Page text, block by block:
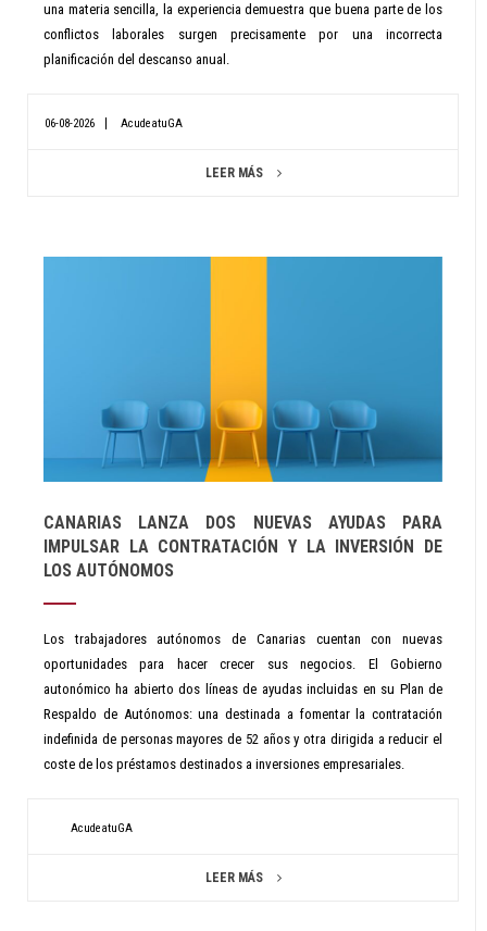
una materia sencilla, la experiencia demuestra que buena parte de los
conflictos laborales surgen precisamente por una incorrecta
planificación del descanso anual.
06-08-2026 AcudeatuGA
LEER MÁS
CANARIAS LANZA DOS NUEVAS AYUDAS PARA
IMPULSAR LA CONTRATACIÓN Y LA INVERSIÓN DE
LOS AUTÓNOMOS
Los trabajadores autónomos de Canarias cuentan con nuevas
oportunidades para hacer crecer sus negocios. El Gobierno
autonómico ha abierto dos líneas de ayudas incluidas en su Plan de
Respaldo de Autónomos: una destinada a fomentar la contratación
indefinida de personas mayores de 52 años y otra dirigida a reducir el
coste de los préstamos destinados a inversiones empresariales.
AcudeatuGA
LEER MÁS